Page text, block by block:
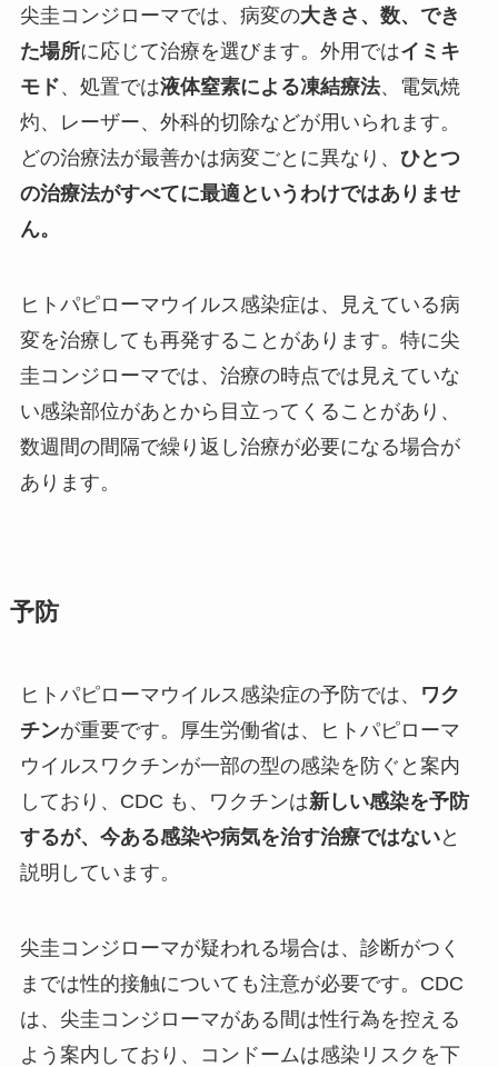
尖圭コンジローマでは、病変の大きさ、数、でき
た場所に応じて治療を選びます。外用ではイミキ
モド、処置では液体窒素による凍結療法、電気焼
灼、レーザー、外科的切除などが用いられます。
どの治療法が最善かは病変ごとに異なり、 ひとつ
の治療法がすべてに最適というわけではありませ
ん。
ヒトパピローマウイルス感染症は、見えている病
変を治療しても再発することがあります。特に尖
圭コンジローマでは、治療の時点では見えていな
い感染部位があとから目立ってくることがあり、
数週間の間隔で繰り返し治療が必要になる場合が
あります。
予防
ヒトパピローマウイルス感染症の予防では、
ワク
チンが重要です。厚生労働省は、ヒトパピローマ
ウイルスワクチンが一部の型の感染を防ぐと案内
しており、CDC も、ワクチンは新しい感染を予防
するが、今ある感染や病気を治す治療ではないと
説明しています。
尖圭コンジローマが疑われる場合は、診断がつく
までは性的接触についても注意が必要です。CDC
は、尖圭コンジローマがある間は性行為を控える
よう案内しており、コンドームは感染リスクを下